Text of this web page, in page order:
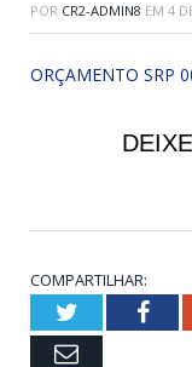
POR CR2-ADMIN8 EM 4
ORÇAMENTO SRP
COMPARTILHAR:
Twitter
Email